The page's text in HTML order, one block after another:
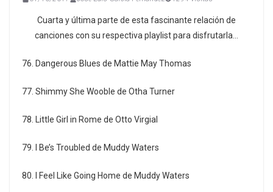
Cuarta y última parte de esta fascinante relación de
canciones con su respectiva playlist para disfrutarla…
76. Dangerous Blues de Mattie May Thomas
77. Shimmy She Wooble de Otha Turner
78. Little Girl in Rome de Otto Virgial
79. I Be’s Troubled de Muddy Waters
80. I Feel Like Going Home de Muddy Waters